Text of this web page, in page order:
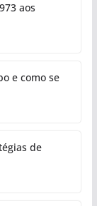
aos
e como se
de